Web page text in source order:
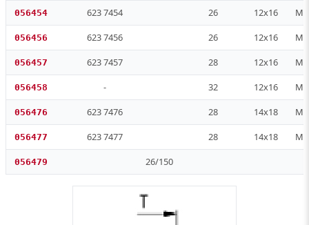
056454 623 7454 26 12x16 M
056456 623 7456 26 12x16 M
056457 623 7457 28 12x16 M
056458 - 32 12x16 M
056476 623 7476 28 14x18 M
056477 623 7477 28 14x18 M
056479 26/150